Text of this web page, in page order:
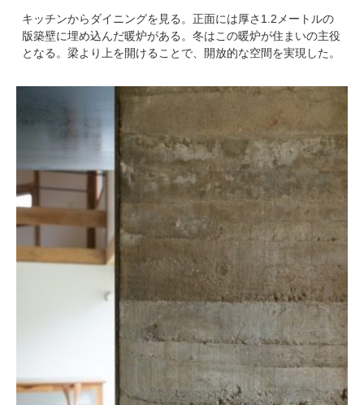
キッチンからダイニングを見る。正面には厚さ1.2メートルの
版築壁に埋め込んだ暖炉がある。冬はこの暖炉が住まいの主役
となる。梁より上を開けることで、開放的な空間を実現した。